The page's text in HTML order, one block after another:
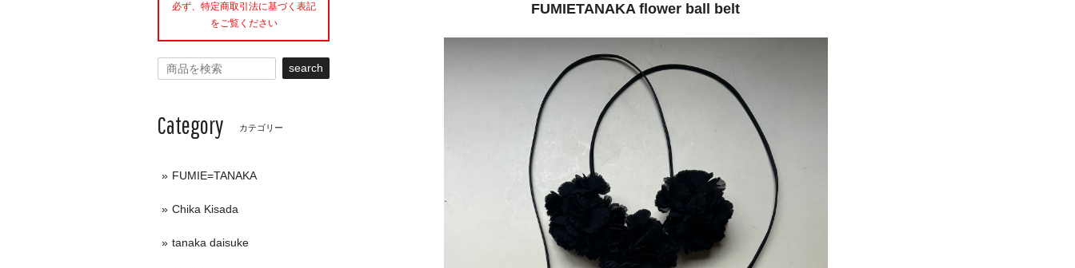
FUMIETANAKA flower ball belt
必ず、特定商取引法に基づく表記
をご覧ください
search
Category カテゴリー
FUMIE=TANAKA
Chika Kisada
tanaka daisuke